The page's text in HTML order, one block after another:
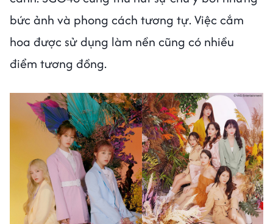
bức ảnh và phong cách tương tự. Việc cắm
hoa được sử dụng làm nền cũng có nhiều
điểm tương đồng.